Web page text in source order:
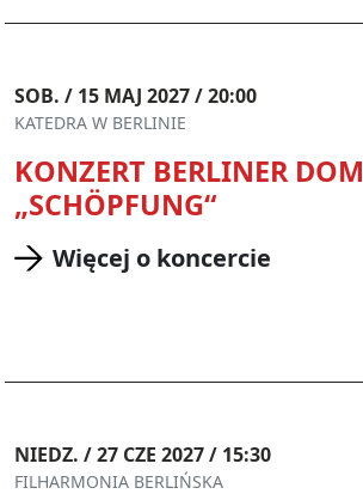
SOB. / 15 MAJ 2027 / 20:00
KATEDRA W BERLINIE
KONZERT BERLINER DOM
„SCHÖPFUNG“
Więcej o koncercie
NIEDZ. / 27 CZE 2027 / 15:30
FILHARMONIA BERLIŃSKA